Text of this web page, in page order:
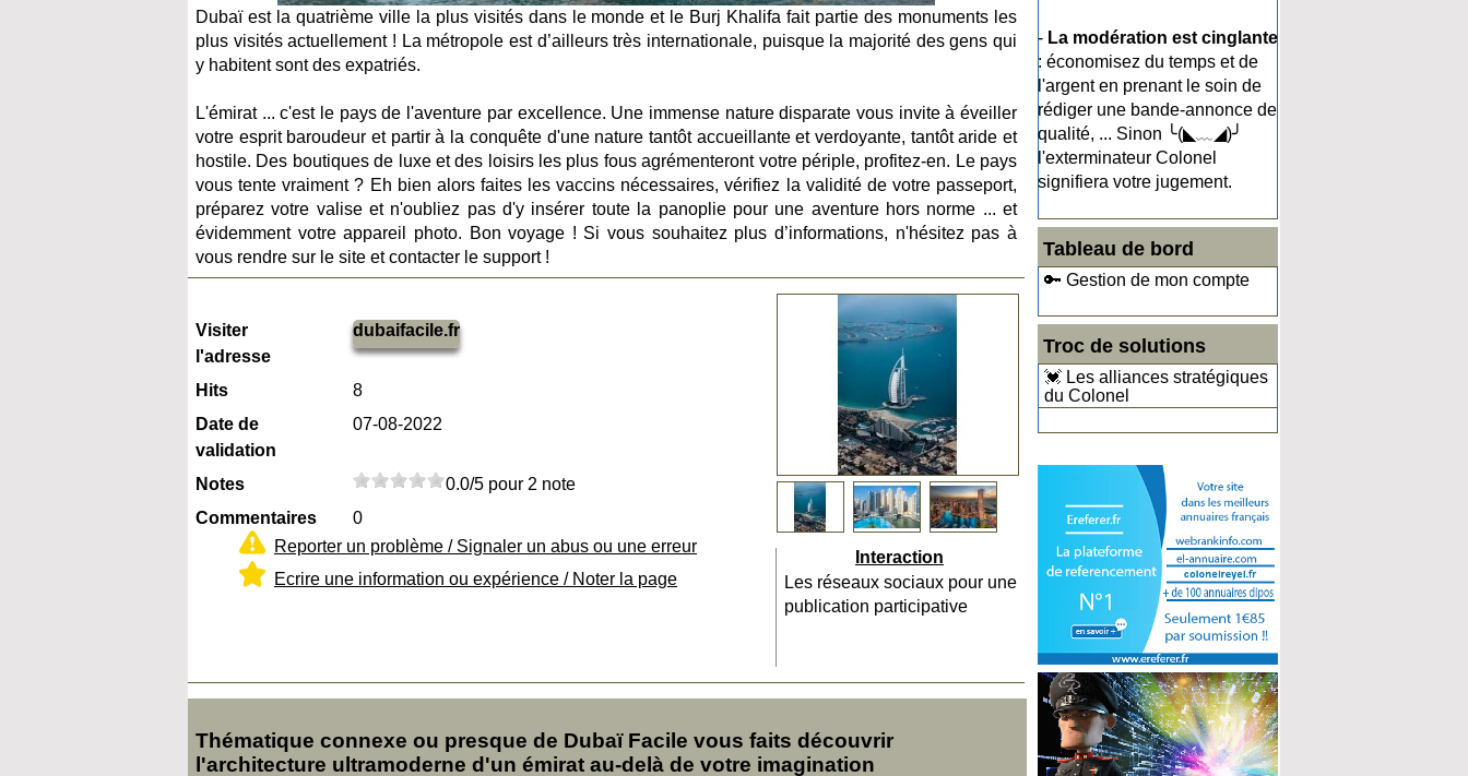
- La modération est cinglante
: économisez du temps et de
l'argent en prenant le soin de
rédiger une bande-annonce de
qualité, ... Sinon ╰(◣﹏◢)╯
l'exterminateur Colonel
signifiera votre jugement.
Tableau de bord
🔑 Gestion de mon compte
Troc de solutions
💓 Les alliances stratégiques
du Colonel
Dubaï est la quatrième ville la plus visités dans le monde et le Burj Khalifa fait partie des monuments les
plus visités actuellement ! La métropole est d’ailleurs très internationale, puisque la majorité des gens qui
y habitent sont des expatriés.
L'émirat ... c'est le pays de l'aventure par excellence. Une immense nature disparate vous invite à éveiller
votre esprit baroudeur et partir à la conquête d'une nature tantôt accueillante et verdoyante, tantôt aride et
hostile. Des boutiques de luxe et des loisirs les plus fous agrémenteront votre périple, profitez-en. Le pays
vous tente vraiment ? Eh bien alors faites les vaccins nécessaires, vérifiez la validité de votre passeport,
préparez votre valise et n'oubliez pas d'y insérer toute la panoplie pour une aventure hors norme ... et
évidemment votre appareil photo. Bon voyage ! Si vous souhaitez plus d’informations, n'hésitez pas à
vous rendre sur le site et contacter le support !
Visiter
l'adresse
dubaifacile.fr
Hits
8
Date de
validation
07-08-2022
Notes
0.0/5 pour 2 note
Commentaires
0
Reporter un problème / Signaler un abus ou une erreur
Ecrire une information ou expérience / Noter la page
Interaction
Les réseaux sociaux pour une
publication participative
Thématique connexe ou presque de Dubaï Facile vous faits découvrir
l'architecture ultramoderne d'un émirat au-delà de votre imagination